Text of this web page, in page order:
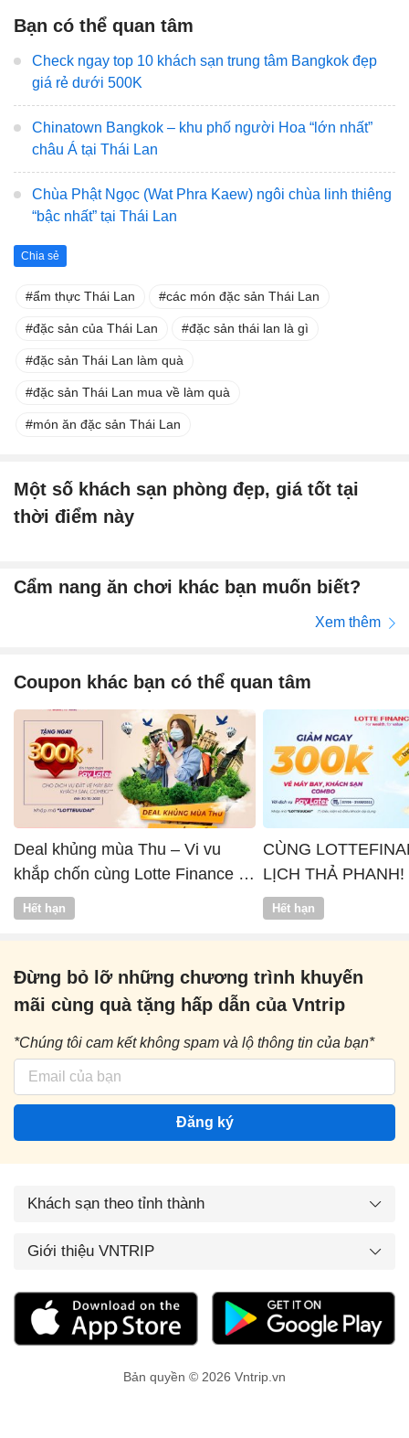
Bạn có thể quan tâm
Check ngay top 10 khách sạn trung tâm Bangkok đẹp
giá rẻ dưới 500K
Chinatown Bangkok – khu phố người Hoa “lớn nhất”
châu Á tại Thái Lan
Chùa Phật Ngọc (Wat Phra Kaew) ngôi chùa linh thiêng
“bậc nhất” tại Thái Lan
Chia sẻ
ẩm thực Thái Lan các món đặc sản Thái Lan
đặc sản của Thái Lan đặc sản thái lan là gì
đặc sản Thái Lan làm quà
đặc sản Thái Lan mua về làm quà
món ăn đặc sản Thái Lan
Một số khách sạn phòng đẹp, giá tốt tại
thời điểm này
Cẩm nang ăn chơi khác bạn muốn biết?
Xem thêm
Coupon khác bạn có thể quan tâm
Deal khủng mùa Thu – Vi vu
khắp chốn cùng Lotte Finance x
Vntrip
Hết hạn
CÙNG
LỊCH THẢ PHANH!
Hết hạn
Đừng bỏ lỡ những chương trình khuyến
mãi cùng quà tặng hấp dẫn của Vntrip
*Chúng tôi cam kết không spam và lộ thông tin của bạn*
Đăng ký
Khách sạn theo tỉnh thành
Giới thiệu VNTRIP
Bản quyền © 2026 Vntrip.vn